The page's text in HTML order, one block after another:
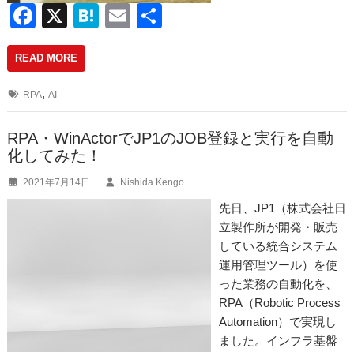
F
a
c
e
b
o
o
k
X
H
a
E
READ MORE
RPA,AI
RPA・WinActorでJP1のJOB登録と実行を自動
化してみた！
2021年7月14日 Nishida Kengo
先日、JP1（株式会社日
立製作所が開発・販売
している統合システム
運用管理ツール）を使
った業務の自動化を、
RPA（Robotic Process
Automation）で実現し
ました。インフラ基盤